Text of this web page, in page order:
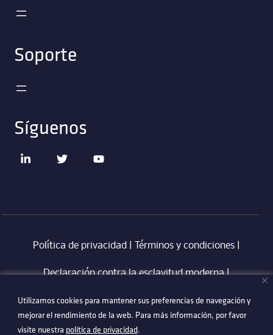
Utilizamos cookies para mantener sus preferencias de navegación y
mejorar el rendimiento de la web. Para más información, por favor
visite nuestra política de privacidad.
Utilizamos cookies para mantener sus preferencias de navegación y
mejorar el rendimiento de la web. Para más información, por favor
visite nuestra política de privacidad.
Soporte
Síguenos
Política de privacidad Términos y condiciones
Declaración contra la esclavitud moderna‎ |
Código de Conducta en Proveedores Technetix|
Politica Anti-Corrupció